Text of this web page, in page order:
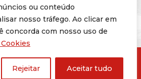
ou conteúdo
nosso tráfego. Ao clicar em
concorda com nosso uso de
Rejeitar Aceitar tudo
de Conduta
Todos os direitos reservados